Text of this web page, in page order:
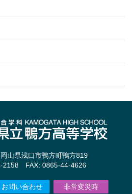
山県浅口市鴨方町鴨方819
2158 FAX: 0865-44-4626
お問い合わせ 非常変災時